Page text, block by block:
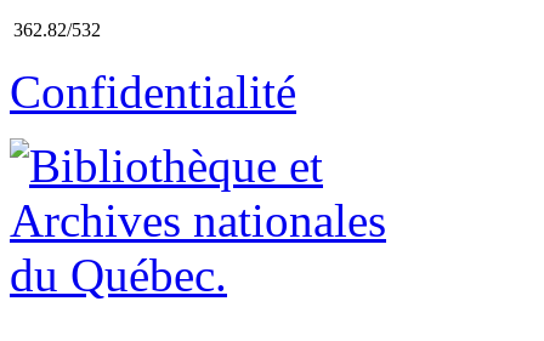
362.82/532
Confidentialité